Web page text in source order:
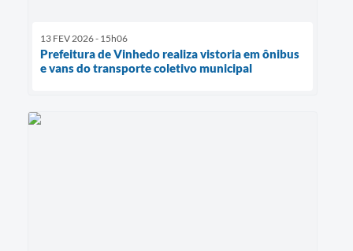
13 FEV 2026 - 15h06
Prefeitura de Vinhedo realiza vistoria em ônibus
e vans do transporte coletivo municipal